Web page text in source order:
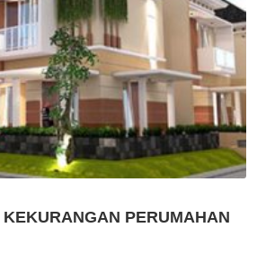
PERUMAHAN